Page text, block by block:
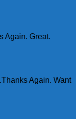
Again. Great.
Again. Want